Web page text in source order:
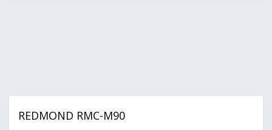
REDMOND RMC-M90